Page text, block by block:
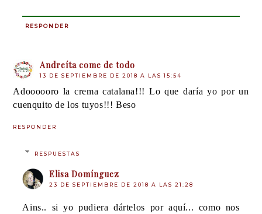
RESPONDER
Andreíta come de todo
13 DE SEPTIEMBRE DE 2018 A LAS 15:54
Adoooooro la crema catalana!!! Lo que daría yo por un
cuenquito de los tuyos!!! Beso
RESPONDER
RESPUESTAS
Elisa Domínguez
23 DE SEPTIEMBRE DE 2018 A LAS 21:28
Ains.. si yo pudiera dártelos por aquí... como nos